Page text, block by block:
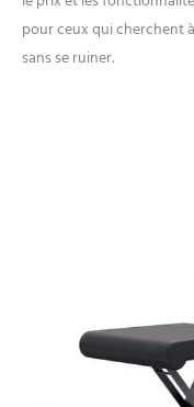
pour ceux qui cherchent
sans se ruiner.